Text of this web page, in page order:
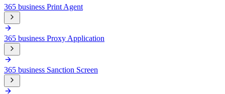
365 business Print Agent
365 business Proxy Application
365 business Sanction Screen